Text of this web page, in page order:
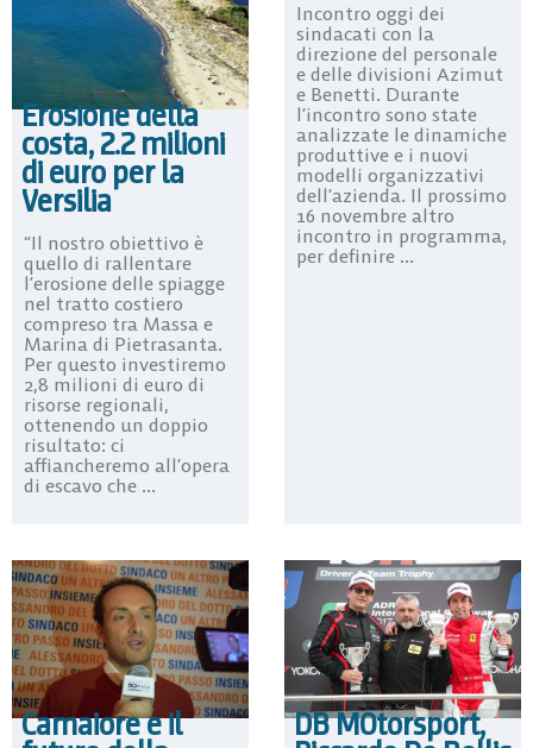
Erosione della
costa, 2.2 milioni
di euro per la
Versilia
“Il nostro obiettivo è
quello di rallentare
l’erosione delle spiagge
nel tratto costiero
compreso tra Massa e
Marina di Pietrasanta.
Per questo investiremo
2,8 milioni di euro di
risorse regionali,
ottenendo un doppio
risultato: ci
affiancheremo all’opera
di escavo che ...
Incontro oggi dei
sindacati con la
direzione del personale
e delle divisioni Azimut
e Benetti. Durante
l’incontro sono state
analizzate le dinamiche
produttive e i nuovi
modelli organizzativi
dell’azienda. Il prossimo
16 novembre altro
incontro in programma,
per definire ...
Camaiore e il DB MOtorsport,